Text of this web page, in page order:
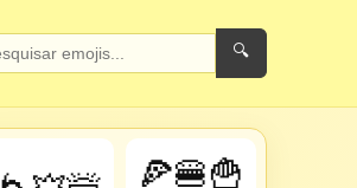
🔍
🍕🍔🍟